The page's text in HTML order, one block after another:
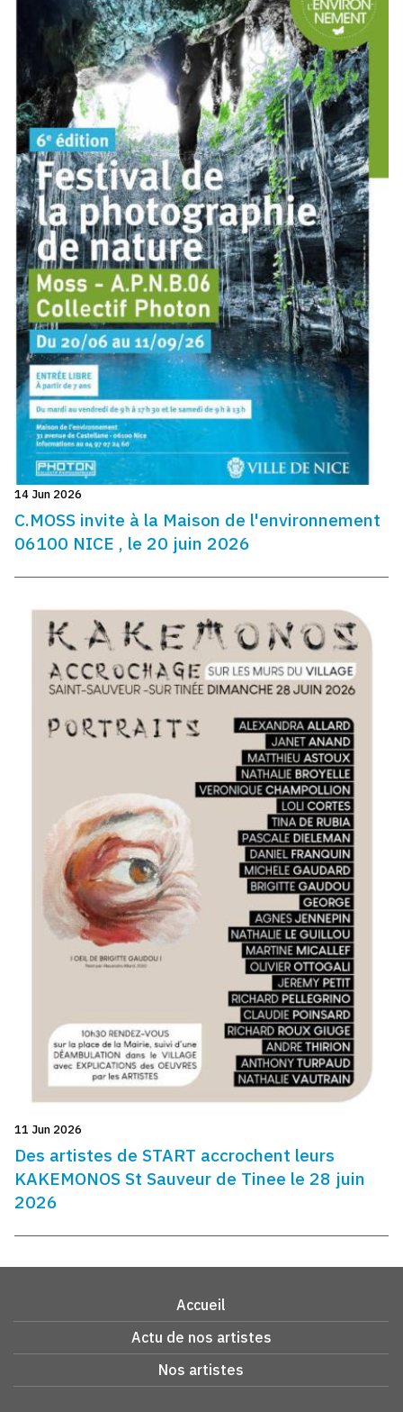
14 Jun 2026
C.MOSS invite à la Maison de l'environnement
06100 NICE , le 20 juin 2026
11 Jun 2026
Des artistes de START accrochent leurs
KAKEMONOS St Sauveur de Tinee le 28 juin
2026
Accueil
Actu de nos artistes
Nos artistes